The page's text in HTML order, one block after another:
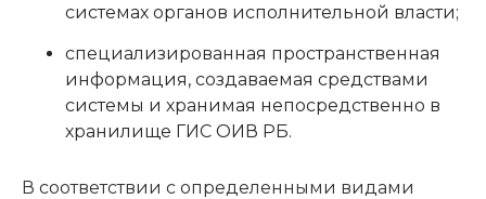
системах органов исполнительной власти;
специализированная пространственная
информация, создаваемая средствами
системы и хранимая непосредственно в
хранилище ГИС ОИВ РБ.
В соответствии с определенными видами